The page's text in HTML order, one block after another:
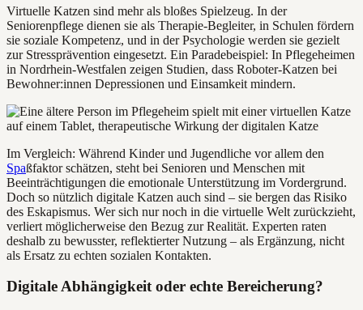
Virtuelle Katzen sind mehr als bloßes Spielzeug. In der
Seniorenpflege dienen sie als Therapie-Begleiter, in Schulen fördern
sie soziale Kompetenz, und in der Psychologie werden sie gezielt
zur Stressprävention eingesetzt. Ein Paradebeispiel: In Pflegeheimen
in Nordrhein-Westfalen zeigen Studien, dass Roboter-Katzen bei
Bewohner:innen Depressionen und Einsamkeit mindern.
Im Vergleich: Während Kinder und Jugendliche vor allem den
Spaßfaktor schätzen, steht bei Senioren und Menschen mit
Beeinträchtigungen die emotionale Unterstützung im Vordergrund.
Doch so nützlich digitale Katzen auch sind – sie bergen das Risiko
des Eskapismus. Wer sich nur noch in die virtuelle Welt zurückzieht,
verliert möglicherweise den Bezug zur Realität. Experten raten
deshalb zu bewusster, reflektierter Nutzung – als Ergänzung, nicht
als Ersatz zu echten sozialen Kontakten.
Digitale Abhängigkeit oder echte Bereicherung?